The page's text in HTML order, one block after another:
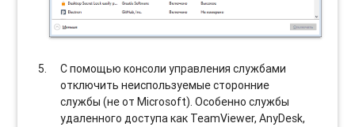
С помощью консоли управления службами
отключить неиспользуемые сторонние
службы (не от Microsoft). Особенно службы
удаленного доступа как TeamViewer, AnyDesk,